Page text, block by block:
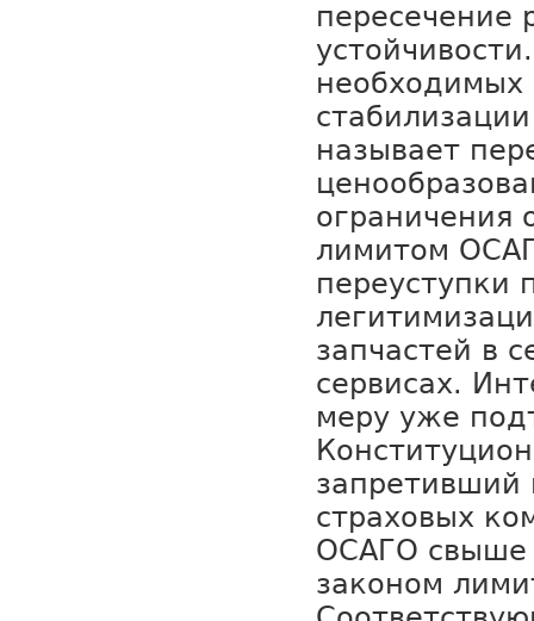
пересечение
необходимых
называет
ограничения
лимитом
переуступки
запчастей в
сервисах.
меру уже
запретивший
страховых
ОСАГО свыше
законом